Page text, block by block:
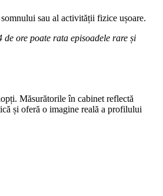
sau al activității fizice ușoare.
ore poate rata episoadele rare și
Măsurătorile în cabinet reflectă
și oferă o imagine reală a profilului